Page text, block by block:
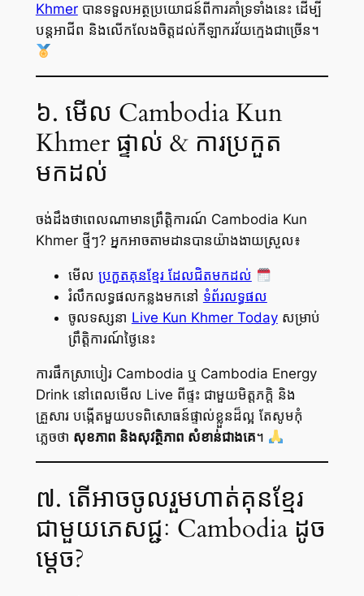
Khmerបានទទួលអត្ថប្រយោជន៍ពីការគាំទ្រទាំងនេះ ដើម្បី
បន្តអាជីព និងលើកលែងចិត្តដល់កីឡាករវ័យក្មេងជាច្រើន។
៦. មើល Cambodia Kun
Khmer ផ្ទាល់ & ការប្រកួត
មកដល់
ចង់ដឹងថាពេលណាមាន​ព្រឹត្តិការណ៍ Cambodia Kun
Khmer ថ្មីៗ? អ្នកអាចតាមដានបានយ៉ាងងាយស្រួល៖
មើល ប្រកួតគុនខ្មែរ ដែលជិតមកដល់
រំលឹកលទ្ធផលកន្លងមកនៅ ទំព័រលទ្ធផល
ចូលទស្សនា Live Kun Khmer Todayសម្រាប់
ព្រឹត្តិការណ៍ថ្ងៃនេះ
ការផឹកស្រាបៀរ Cambodia ឬ Cambodia Energy
Drink នៅពេលមើល Live ពីផ្ទះ ជាមួយមិត្តភក្តិ និង
គ្រួសារ បង្កើតមួយបទពិសោធន៍ផ្ទាល់ខ្លួនដ៏ល្អ តែសូមកុំ
ភ្លេចថា សុខភាព និងសុវត្ថិភាព សំខាន់ជាងគេ។
៧. តើអាចចូលរួមហាត់គុនខ្មែរ
ជាមួយភេសជ្ជៈ Cambodia ដូច
ម្តេច?